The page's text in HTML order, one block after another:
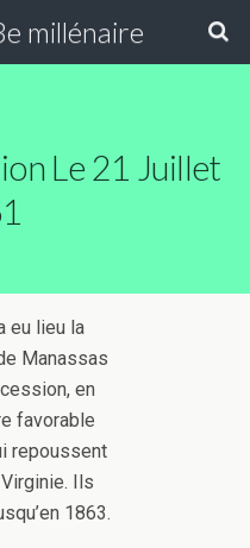
millénaire
Le 21 Juillet
eu lieu la
Manassas
en
favorable
repoussent
Ils
1863.